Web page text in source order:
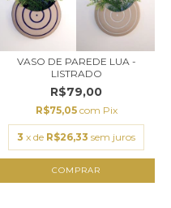
VASO DE PAREDE LUA -
LISTRADO
R$79,00
R$75,05 com Pix
3 x de R$26,33 sem juros
COMPRAR